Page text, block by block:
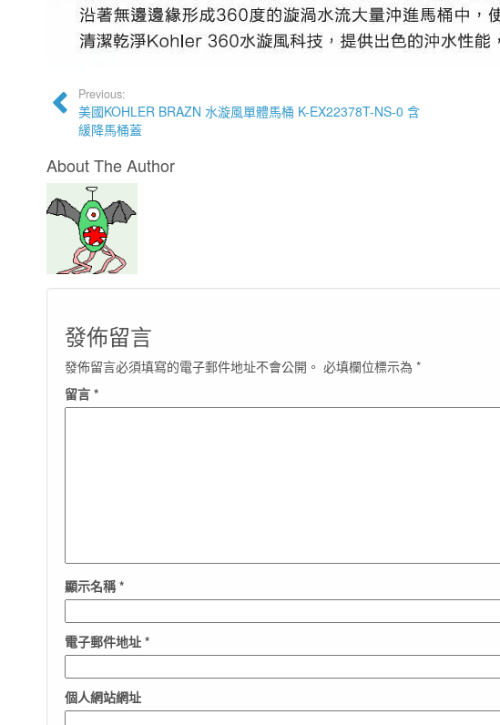
Previous:
美國KOHLER BRAZN 水漩風單體馬桶 K-EX22378T-NS-0 含
緩降馬桶蓋
About The Author
發佈留言
發佈留言必須填寫的電子郵件地址不會公開。 必填欄位標示為 *
留言 *
顯示名稱*
電子郵件地址 *
個人網站網址